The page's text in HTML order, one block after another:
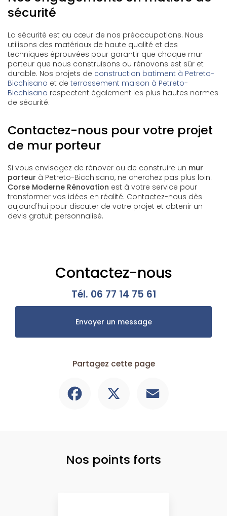
sécurité
La sécurité est au cœur de nos préoccupations. Nous
utilisons des matériaux de haute qualité et des
techniques éprouvées pour garantir que chaque mur
porteur que nous construisons ou rénovons est sûr et
durable. Nos projets de construction batiment à Petreto-
Bicchisano et de terrassement maison à Petreto-
Bicchisano respectent également les plus hautes normes
de sécurité.
Contactez-nous pour votre projet
de mur porteur
Si vous envisagez de rénover ou de construire un mur
porteur à Petreto-Bicchisano, ne cherchez pas plus loin.
Corse Moderne Rénovation est à votre service pour
transformer vos idées en réalité. Contactez-nous dès
aujourd'hui pour discuter de votre projet et obtenir un
devis gratuit personnalisé.
Contactez-nous
Tél. 06 77 14 75 61
Envoyer un message
Partagez cette page
Nos points forts